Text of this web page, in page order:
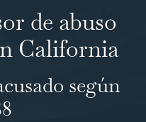
de abuso
California
según